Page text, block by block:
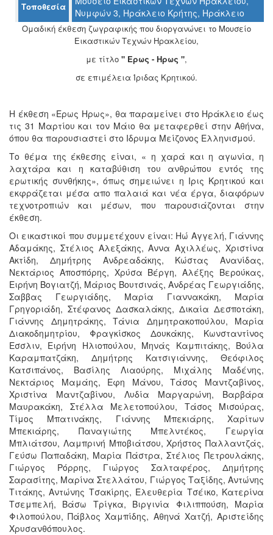
ΤΟΠΟΣ
ΑΝΘΕΚΤΙΚΗ
ΠΟΛΗ
Τοποθεσία
Νυμφών 3, Ηράκλειο Κρήτης, Ηράκλειο
Ομαδική έκθεση ζωγραφικής που διοργανώνει το Μουσείο
Εικαστικών Τεχνών Ηρακλείου,
με τίτλο " Ερως - Ηρως ",
σε επιμέλεια Ίριδας Κρητικού.
Η έκθεση «Ερως Ηρως», θα παραμείνει στο Ηράκλειο έως
τις 31 Μαρτίου και τον Μάιο θα μεταφερθεί στην Αθήνα,
όπου θα παρουσιαστεί στο Ιδρυμα Μείζονος Ελληνισμού.
Το θέμα της έκθεσης είναι, « η χαρά και η αγωνία, η
λαχτάρα και η καταβύθιση του ανθρώπου εντός της
ερωτικής συνθήκης», όπως σημειώνει η Ιρις Κρητικού και
εκφράζεται μέσα απο παλαιά και νέα έργα, διαφόρων
τεχνοτροπιών και μέσων, που παρουσιάζονται στην
έκθεση.
Οι εικαστικοί που συμμετέχουν είναι: Ηώ Αγγελή, Γιάννης
Αδαμάκης, Στέλιος Αλεξάκης, Αννα Αχιλλέως, Χριστίνα
Ακτίδη, Δημήτρης Ανδρεαδάκης, Κώστας Ανανίδας,
Νεκτάριος Αποσπόρης, Χρύσα Βέργη, Αλέξης Βερούκας,
Ειρήνη Βογιατζή, Μάριος Βουτσινάς, Ανδρέας Γεωργιάδης,
Σαββας Γεωργιάδης, Μαρία Γιαννακάκη, Μαρία
Γρηγοριάδη, Στέφανος Δασκαλάκης, Δικαία Δεσποτάκη,
Γιάννης Δημητράκης, Τάνια Δημητρακοπούλου, Μαρία
Διακοδημητρίου, Φραγκίσκος Δουκάκης, Κωνσταντίνος
Εσσλιν, Ειρήνη Ηλιοπούλου, Μηνάς Καμπιτάκης, Βούλα
Καραμπατζάκη, Δημήτρης Κατσιγιάννης, Θεόφιλος
Κατσιπάνος, Βασίλης Λιαούρης, Μιχάλης Μαδένης,
Νεκτάριος Μαμάης, Εφη Μάνου, Τάσος Μαντζαβίνος,
Χριστίνα Μαντζαβίνου, Λυδία Μαργαρώνη, Βαρβάρα
Μαυρακάκη, Στέλλα Μελετοπούλου, Τάσος Μισούρας,
Τίμος Μπατινάκης, Γιάννης Μπεκιάρης, Χαρίτων
Μπεκιάρης, Παναγιώτης Μπελντέκος, Γεωργία
Μπλιάτσου, Λαμπρινή Μποβιάτσου, Χρήστος Παλλαντζάς,
Γεύσω Παπαδάκη, Μαρία Πάστρα, Στέλιος Πετρουλάκης,
Γιώργος Ρόρρης, Γιώργος Σαλταφέρος, Δημήτρης
Σαρασίτης, Μαρίνα Στελλάτου, Γιώργος Ταξίδης, Αντώνης
Τιτάκης, Αντώνης Τσακίρης, Ελευθερία Τσέικο, Κατερίνα
Τσεμπελή, Βάσω Τρίγκα, Βιργινία Φιλιππούση, Μαρία
Φιλοπούλου, Πάβλος Χαμπίδης, Αθηνά Χατζή, Αριστείδης
Χρυσανθόπουλος.